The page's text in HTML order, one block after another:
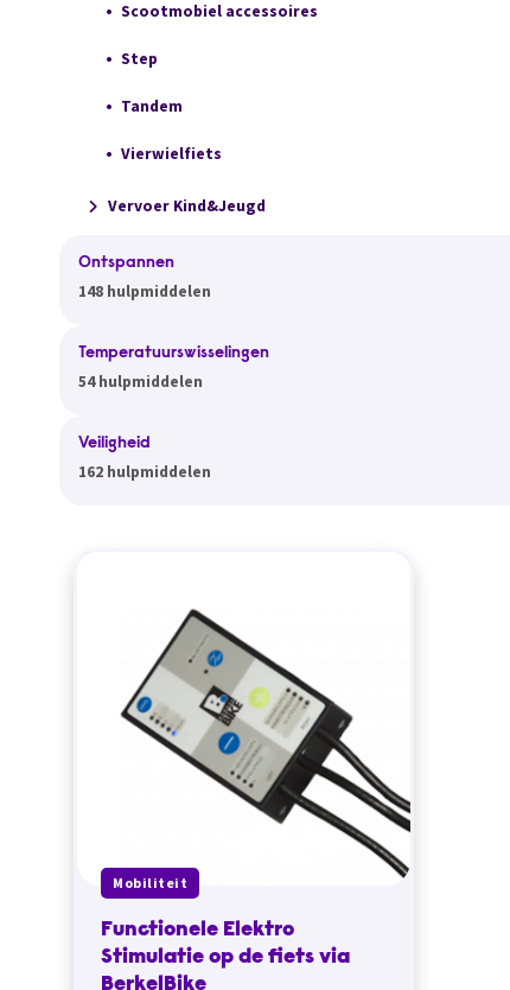
Scootmobiel accessoires
Step
Tandem
Vierwielfiets
Vervoer Kind&Jeugd
Ontspannen
148 hulpmiddelen
Temperatuurswisselingen
54 hulpmiddelen
Veiligheid
162 hulpmiddelen
Mobiliteit
Functionele Elektro
Stimulatie op de fiets via
BerkelBike